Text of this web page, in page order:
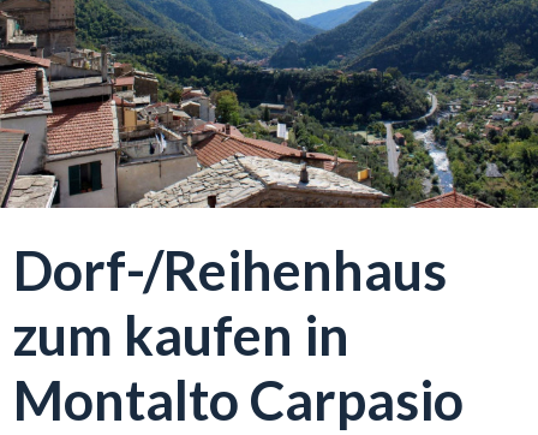
Dorf-/Reihenhaus
zum kaufen in
Montalto Carpasio
Über
uns
Unsere
Dienstleistungen
Blumenriviera
Objektsuche
Blog
Provinz
Ort
Immobilientyp
Mehrfachauswahl